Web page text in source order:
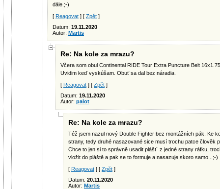
dále.;-)
[ Reagovat ] [ Zpět ]
Datum: 19.11.2020
Autor: Martis
Re: Na kole za mrazu?
Včera som obul Continental RIDE Tour Extra Puncture Belt
Uvidim keď vyskúšam. Obuť sa dal bez náradia.
[ Reagovat ] [ Zpět ]
Datum: 19.11.2020
Autor: palot
Re: Na kole za mrazu?
Též jsem nazul nový Double Fighter bez montážních pák. Ke
strany, tedy druhé nasazované sice musí trochu patce člověk
Chce to jen si to správně usadit plášt´ z jedné strany ráfku,
vložit do pláště a pak se to formuje a nasazuje skoro samo...;-)
[ Reagovat ] [ Zpět ]
Datum: 20.11.2020
Autor: Martis